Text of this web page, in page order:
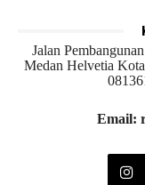
Jalan
Medan Helvetia
Email: